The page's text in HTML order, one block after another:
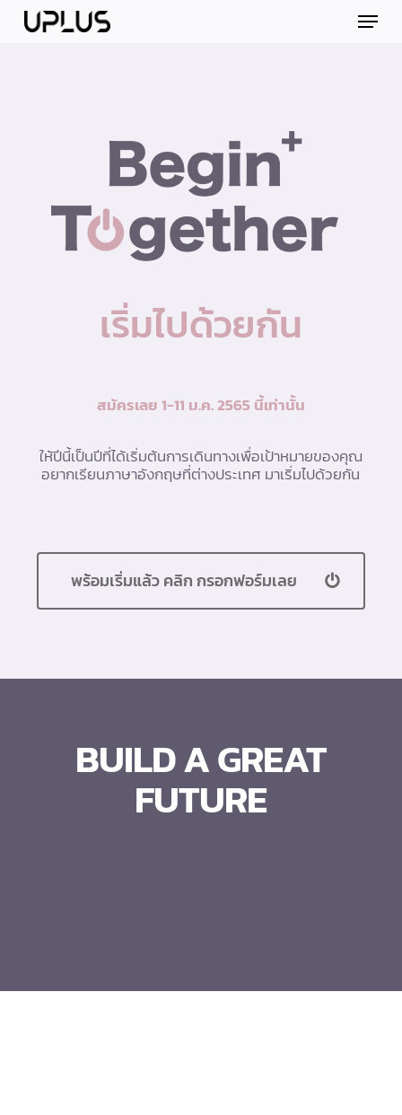
Skip Menu
เริ่มไปด้วยกัน
สมัครเลย 1-11 ม.ค. 2565 นี้เท่านั้น
ให้ปีนี้เป็นปีที่ได้เริ่มต้นการเดินทางเพื่อเป้าหมายของคุณ
อยากเรียนภาษาอังกฤษที่ต่างประเทศ มาเริ่มไปด้วยกัน
พร้อมเริ่มแล้ว คลิก กรอกฟอร์มเลย
BUILD A GREAT
FUTURE